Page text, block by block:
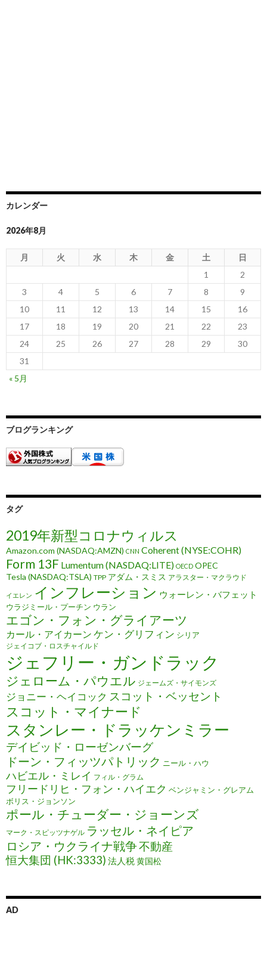
カレンダー
2026年8月
月 火 水 木 金 土
日
1
2
3
4 5 6 7 8
9
10
11 12 13 14 15
16
17
18 19 20 21 22
23
24
25 26 27 28 29
30
31
« 5月
ブログランキング
タグ
2019年新型コロナウィルス
Amazon.com (NASDAQ:AMZN) CNN Coherent (NYSE:COHR)
Form 13F Lumentum (NASDAQ:LITE) OECD OPEC
Tesla (NASDAQ:TSLA) TPP アダム・スミス アラスター・マクラウド
イエレン インフレーション ウォーレン・バフェット
ウラジミール・プーチン ウラン
エゴン・フォン・グライアーツ
カール・アイカーン ケン・グリフィン シリア
ジェイコブ・ロスチャイルド
ジェフリー・ガンドラック
ジェローム・パウエル ジェームズ・サイモンズ
ジョニー・ヘイコック スコット・ベッセント
スコット・マイナード
スタンレー・ドラッケンミラー
デイビッド・ローゼンバーグ
ドーン・フィッツパトリック ニール・ハウ
ハビエル・ミレイ フィル・グラム
フリードリヒ・フォン・ハイエク ベンジャミン・グレアム
ボリス・ジョンソン
ポール・チューダー・ジョーンズ
マーク・スピッツナゲル ラッセル・ネイピア
ロシア・ウクライナ戦争不動産
恒大集団 (HK:3333) 法人税黄国松
AD